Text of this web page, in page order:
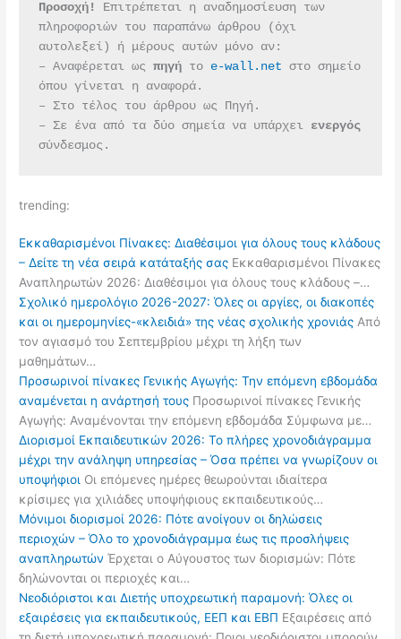
Προσοχή!
Επιτρέπεται η αναδημοσίευση των
πληροφοριών του παραπάνω άρθρου (όχι
αυτολεξεί) ή μέρους αυτών μόνο αν:
– Αναφέρεται ως πηγή το e-wall.net στο σημείο
όπου γίνεται η αναφορά.
– Στο τέλος του άρθρου ως Πηγή.
– Σε ένα από τα δύο σημεία να υπάρχει
ενεργός
σύνδεσμος.
trending:
Εκκαθαρισμένοι Πίνακες: Διαθέσιμοι για όλους τους κλάδους
– Δείτε τη νέα σειρά κατάταξής σας Εκκαθαρισμένοι Πίνακες
Αναπληρωτών 2026: Διαθέσιμοι για όλους τους κλάδους –…
Σχολικό ημερολόγιο 2026-2027: Όλες οι αργίες, οι διακοπές
και οι ημερομηνίες-«κλειδιά» της νέας σχολικής χρονιάς Από
τον αγιασμό του Σεπτεμβρίου μέχρι τη λήξη των
μαθημάτων…
Προσωρινοί πίνακες Γενικής Αγωγής: Την επόμενη εβδομάδα
αναμένεται η ανάρτησή τους Προσωρινοί πίνακες Γενικής
Αγωγής: Αναμένονται την επόμενη εβδομάδα Σύμφωνα με…
Διορισμοί Εκπαιδευτικών 2026: Το πλήρες χρονοδιάγραμμα
μέχρι την ανάληψη υπηρεσίας – Όσα πρέπει να γνωρίζουν οι
υποψήφιοι Οι επόμενες ημέρες θεωρούνται ιδιαίτερα
κρίσιμες για χιλιάδες υποψήφιους εκπαιδευτικούς…
Μόνιμοι διορισμοί 2026: Πότε ανοίγουν οι δηλώσεις
περιοχών – Όλο το χρονοδιάγραμμα έως τις προσλήψεις
αναπληρωτών Έρχεται ο Αύγουστος των διορισμών: Πότε
δηλώνονται οι περιοχές και…
Νεοδιόριστοι και Διετής υποχρεωτική παραμονή: Όλες οι
εξαιρέσεις για εκπαιδευτικούς, ΕΕΠ και ΕΒΠ Εξαιρέσεις από